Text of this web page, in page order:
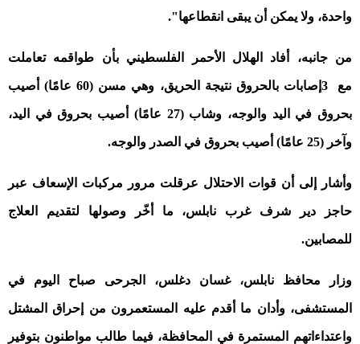
واحدة، ولا يمكن أن يبقى انقطاعها"
.
من جانبه، أفاد الهلال الأحمر الفلسطيني بأن طواقمه تعاملت
مع 3 إصابات بالحروق نتيجة الحريق، وهي مسن (60 عامًا) أصيب
بحروق في اليد والوجه، وشاب (27 عامًا) أصيب بحروق في اليد،
وآخر (25 عامًا) أصيب بحروق في الصدر والوجه .
وأشار إلى أن قوات الاحتلال عرقلت مرور مركبات الإسعاف عبر
حاجز دير شرف غرب نابلس، ما أخّر وصولها لتقديم العلاج
للمصابين.
وزار محافظ نابلس، غسان دغلس، الجرحى صباح اليوم في
المستشفى، وأدان ما أقدم عليه المستعمرون من إحراق المشتل
واعتداءاتهم المستمرة في المحافظة، فيما طالب مواطنون بتوفير